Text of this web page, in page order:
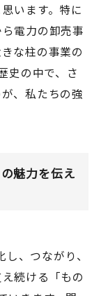
います。特に
電力の卸売事
な柱の事業の
史の中で、さ
、私たちの強
魅力を伝え
、つながり、
続ける「もの